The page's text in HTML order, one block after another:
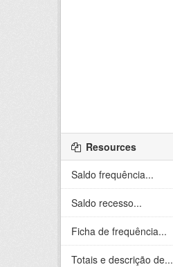
Resources
Saldo frequência...
Saldo recesso...
Ficha de frequência...
Totais e descrição de...